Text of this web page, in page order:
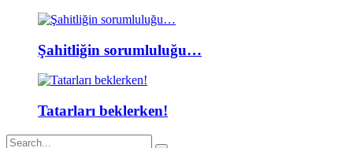
Şahitliğin sorumluluğu…
Tatarları beklerken!